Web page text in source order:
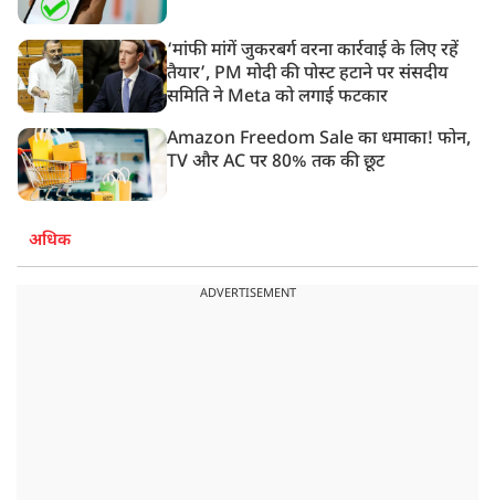
‘मांफी मांगें जुकरबर्ग वरना कार्रवाई के लिए रहें
तैयार’, PM मोदी की पोस्ट हटाने पर संसदीय
समिति ने Meta को लगाई फटकार
Amazon Freedom Sale का धमाका! फोन,
TV और AC पर 80% तक की छूट
अधिक
ADVERTISEMENT